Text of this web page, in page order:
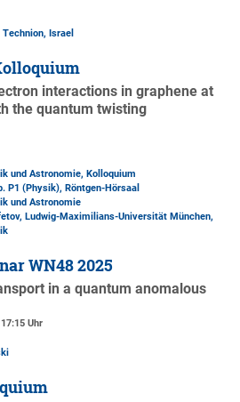
Israel
interactions in graphene at
the quantum twisting
und Astronomie, Kolloquium
P1 (Physik), Röntgen-Hörsaal
und Astronomie
Ludwig-Maximilians-Universität München,
WN48 2025
in a quantum anomalous
Uhr